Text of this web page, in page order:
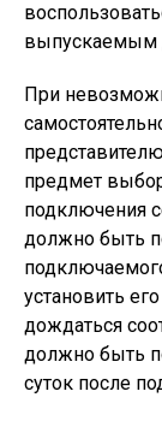
выпускаемым
При
предмет
подключения
должно быть
установить
дождаться
должно быть
суток после